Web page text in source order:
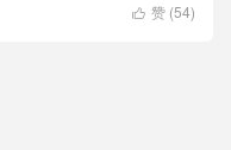
 赞 (54)